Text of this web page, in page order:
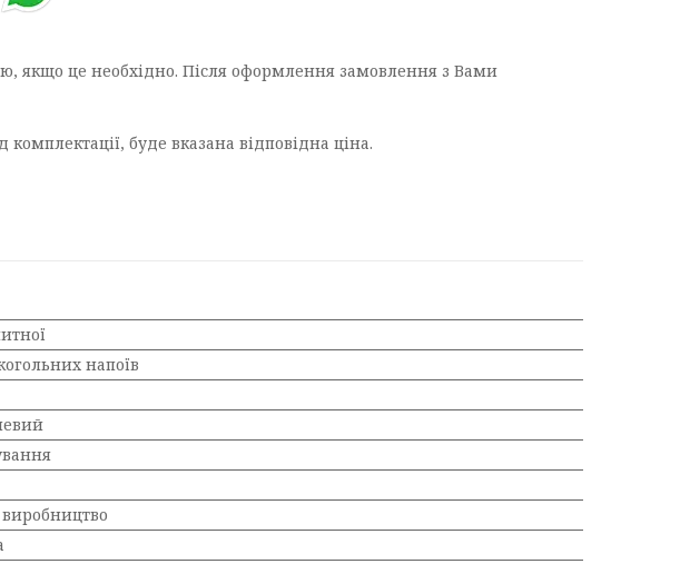
якщо це необхідно. Після оформлення замовлення з Вами
буде вказана відповідна ціна.
напоїв